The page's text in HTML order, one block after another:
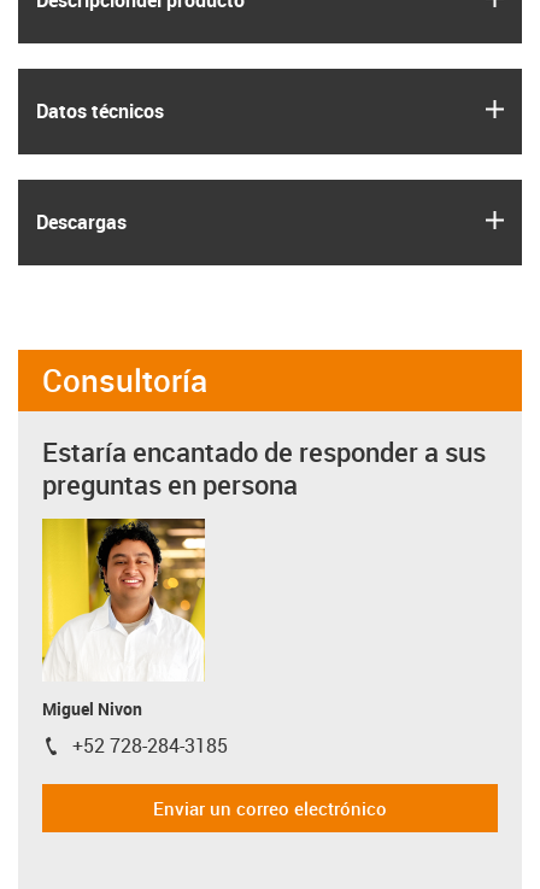
Datos técnicos
Descargas
Consultoría
Estaría encantado de responder a sus
preguntas en persona
Miguel Nivon
igus-icon-phone
+52 728-284-3185
Enviar un correo electrónico